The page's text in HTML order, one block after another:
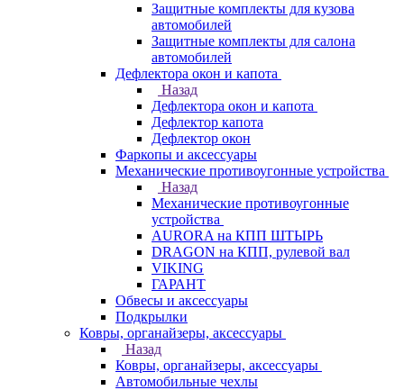
Защитные комплекты для кузова
автомобилей
Защитные комплекты для салона
автомобилей
Дефлектора окон и капота
Назад
Дефлектора окон и капота
Дефлектор капота
Дефлектор окон
Фаркопы и аксессуары
Механические противоугонные устройства
Назад
Механические противоугонные
устройства
AURORA на КПП ШТЫРЬ
DRAGON на КПП, рулевой вал
VIKING
ГАРАНТ
Обвесы и аксессуары
Подкрылки
Ковры, органайзеры, аксессуары
Назад
Ковры, органайзеры, аксессуары
Автомобильные чехлы